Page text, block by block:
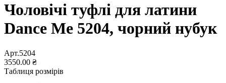
Чоловічі туфлі для латини
Dance Me 5204, чорний нубук
Арт.5204
3550.00 ₴
Таблиця розмірів